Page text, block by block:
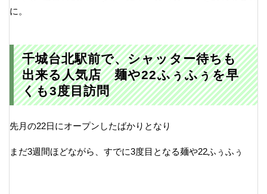
に。
千城台北駅前で、シャッター待ちも
出来る人気店 麺や22ふぅふぅを早
くも3度目訪問
先月の22日にオープンしたばかりとなり
まだ3週間ほどながら、すでに3度目となる麺や22ふぅふぅ